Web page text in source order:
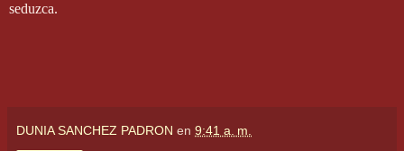
seduzca.
DUNIA SANCHEZ PADRON en 9:41 a. m.